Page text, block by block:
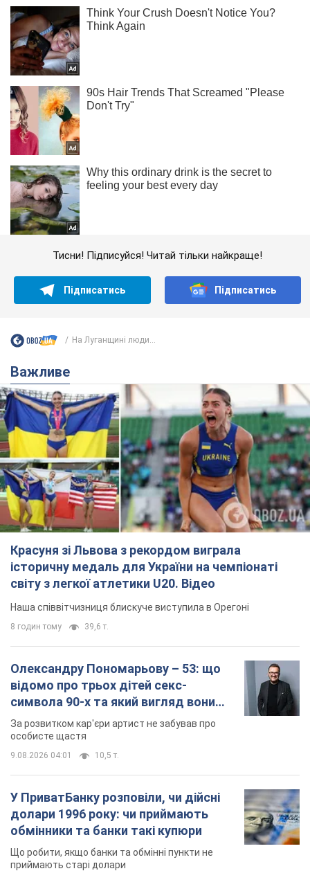
Тисни! Підписуйся! Читай тільки найкраще!
Підписатись Підписатись
На Луганщині люди...
Важливе
Красуня зі Львова з рекордом виграла
історичну медаль для України на чемпіонаті
світу з легкої атлетики U20. Відео
Наша співвітчизниця блискуче виступила в Орегоні
8 годин тому 39,6 т.
Олександру Пономарьову – 53: що
відомо про трьох дітей секс-
символа 90-х та який вигляд вони
мають
За розвитком кар'єри артист не забував про
особисте щастя
9.08.2026 04:01 10,5 т.
У ПриватБанку розповіли, чи дійсні
долари 1996 року: чи приймають
обмінники та банки такі купюри
Що робити, якщо банки та обмінні пункти не
приймають старі долари